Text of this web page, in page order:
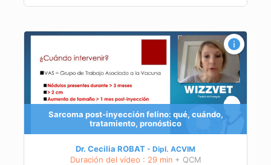
Sarcoma post-inyección felino: qué, cuándo,
tratamiento, pronóstico
Dr. Cecilia ROBAT Dipl. ACVIM
Duración del vídeo : 29 min + QCM